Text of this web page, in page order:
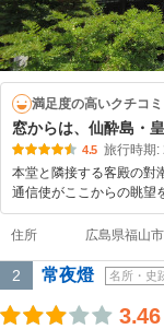
満足度の高いクチコミ
窓からは、仙酔島・
4.5 旅行時期:
本堂と隣接する客殿の對
通信使がここからの眺望
住所 広島県福山
2 常夜燈 名所・史
3.46